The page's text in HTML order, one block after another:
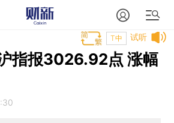
试听
T中
指报3026.92点 涨幅